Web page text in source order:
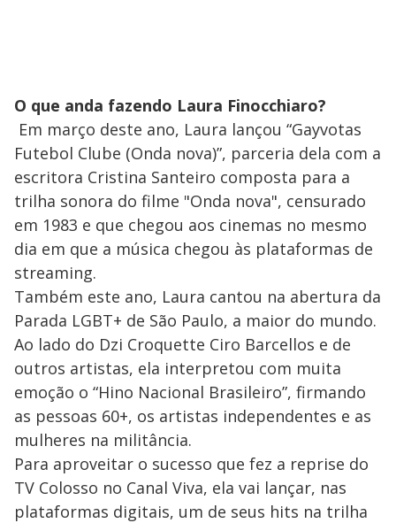
O que anda fazendo Laura Finocchiaro?
Em março deste ano, Laura lançou “Gayvotas
Futebol Clube (Onda nova)”, parceria dela com a
escritora Cristina Santeiro composta para a
trilha sonora do filme "Onda nova", censurado
em 1983 e que chegou aos cinemas no mesmo
dia em que a música chegou às plataformas de
streaming.
Também este ano, Laura cantou na abertura da
Parada LGBT+ de São Paulo, a maior do mundo.
Ao lado do Dzi Croquette Ciro Barcellos e de
outros artistas, ela interpretou com muita
emoção o “Hino Nacional Brasileiro”, firmando
as pessoas 60+, os artistas independentes e as
mulheres na militância.
Para aproveitar o sucesso que fez a reprise do
TV Colosso no Canal Viva, ela vai lançar, nas
plataformas digitais, um de seus hits na trilha